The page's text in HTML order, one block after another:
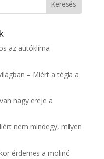
az autóklíma
– Miért a tégla a
nagy ereje a
nem mindegy, milyen
érdemes a molinó